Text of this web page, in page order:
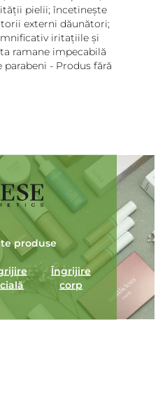
pielii; încetinește
externi dăunători;
iritațiile și
ramane impecabilă
- Produs fără
produse
Îngrijire
corp